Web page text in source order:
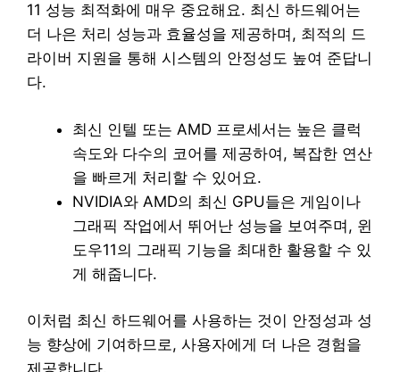
11 성능 최적화에 매우 중요해요. 최신 하드웨어는
더 나은 처리 성능과 효율성을 제공하며, 최적의 드
라이버 지원을 통해 시스템의 안정성도 높여 준답니
다.
최신 인텔 또는 AMD 프로세서는 높은 클럭
속도와 다수의 코어를 제공하여, 복잡한 연산
을 빠르게 처리할 수 있어요.
NVIDIA와 AMD의 최신 GPU들은 게임이나
그래픽 작업에서 뛰어난 성능을 보여주며, 윈
도우11의 그래픽 기능을 최대한 활용할 수 있
게 해줍니다.
이처럼 최신 하드웨어를 사용하는 것이 안정성과 성
능 향상에 기여하므로, 사용자에게 더 나은 경험을
제공합니다.